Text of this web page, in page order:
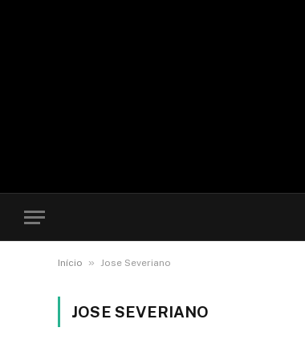
Início » Jose Severiano
JOSE SEVERIANO